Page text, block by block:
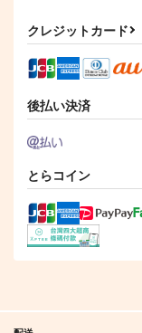
脱落者 山姥切長義
クレジットカード
後払い決済
とらコイン